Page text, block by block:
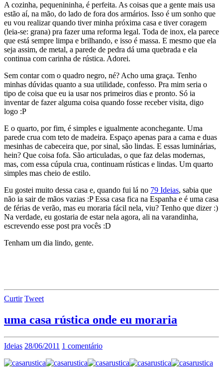
A cozinha, pequenininha, é perfeita. As coisas que a gente mais usa
estão aí, na mão, do lado de fora dos armários. Isso é um sonho que
eu vou realizar quando tiver minha próxima casa e tiver coragem
(leia-se: grana) pra fazer uma reforma legal. Toda de inox, ela parece
que está sempre limpa e brilhando, e isso é massa. E mesmo que ela
seja assim, de metal, a parede de pedra dá uma quebrada e ela
continua com carinha de rústica. Adorei.
Sem contar com o quadro negro, né? Acho uma graça. Tenho
minhas dúvidas quanto a sua utilidade, confesso. Pra mim seria o
tipo de coisa que eu ia usar nos primeiros dias e pronto. Só ia
inventar de fazer alguma coisa quando fosse receber visita, digo
logo :P
E o quarto, por fim, é simples e igualmente aconchegante. Uma
parede crua com teto de madeira. Espaço apenas para a cama e duas
mesinhas de cabeceira que, por sinal, são lindas. E essas luminárias,
hein? Que coisa fofa. São articuladas, o que faz delas modernas,
mas, com essa cúpula crua, continuam rústicas e lindas. Um quarto
simples mas cheio de estilo.
Eu gostei muito dessa casa e, quando fui lá no 79 Ideias, sabia que
não ia sair de mãos vazias :P Essa casa fica na Espanha e é uma casa
de férias de verão, mas eu moraria fácil nela, viu? Tenho que dizer :)
Na verdade, eu gostaria de estar nela agora, ali na varandinha,
escrevendo esse post pra vocês :D
Tenham um dia lindo, gente.
Curtir Tweet
uma casa rústica onde eu moraria
Ideias 28/06/2011 1 comentário